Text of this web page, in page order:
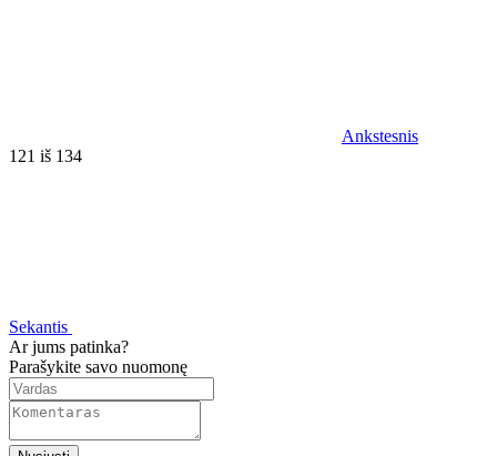
Ankstesnis
121 iš 134
Sekantis
Ar jums patinka?
Parašykite savo nuomonę